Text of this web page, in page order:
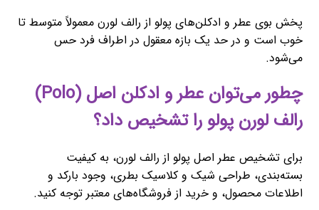
پخش بوی عطر و ادکلن‌های پولو از رالف لورن معمولاً متوسط تا
خوب است و در حد یک بازه معقول در اطراف فرد حس
می‌شود.
چطور می‌توان عطر و ادکلن اصل (Polo)
رالف لورن پولو را تشخیص داد؟
برای تشخیص عطر اصل پولو از رالف لورن، به کیفیت
بسته‌بندی، طراحی شیک و کلاسیک بطری، وجود بارکد و
اطلاعات محصول، و خرید از فروشگاه‌های معتبر توجه کنید.